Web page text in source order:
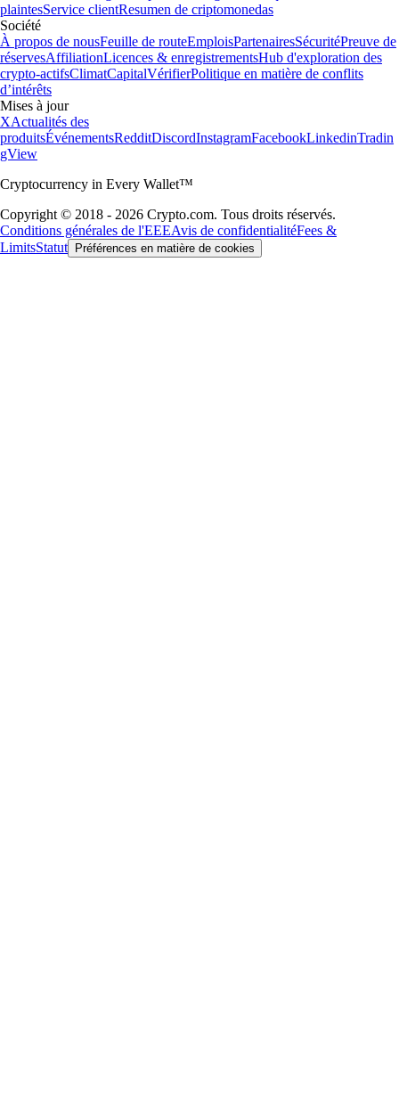
plaintesService clientResumen de criptomonedas
Société
À propos de nousFeuille de routeEmploisPartenairesSécuritéPreuve de
réservesAffiliationLicences & enregistrementsHub d'exploration des
crypto-actifsClimatCapitalVérifierPolitique en matière de conflits
d’intérêts
Mises à jour
XActualités des
produitsÉvénementsRedditDiscordInstagramFacebookLinkedinTradin
gView
Cryptocurrency in Every Wallet™
Copyright © 2018 - 2026 Crypto.com. Tous droits réservés.
Conditions générales de l'EEEAvis de confidentialitéFees &
LimitsStatut Préférences en matière de cookies